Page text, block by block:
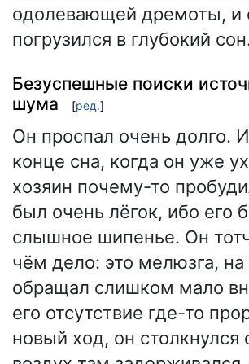
одолевающей дремоты, и
погрузился в глубокий
Безуспешные поиски
шума
[ред.]
Он проспал очень долго.
конце сна, когда он уже
хозяин почему-то
был очень лёгок, ибо его
слышное шипенье. Он
чём дело: это мелюзга,
обращал слишком мало
его отсутствие где-то
новый ход, он столкнулся